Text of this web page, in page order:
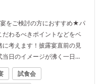
宴をご検討の方におすすめ★パ
わるべきポイントなどをベ
考えます！披露宴直前の見
日のイメージが沸く一日
ルご優待／レストランチケッ
試食会